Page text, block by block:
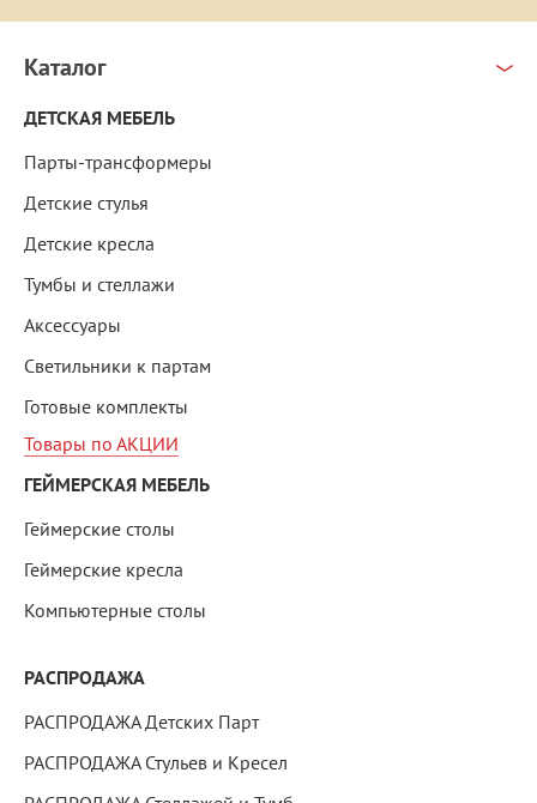
Каталог
ДЕТСКАЯ МЕБЕЛЬ
Парты-трансформеры
Детские стулья
Детские кресла
Тумбы и стеллажи
Аксессуары
Светильники к партам
Готовые комплекты
Товары по АКЦИИ
ГЕЙМЕРСКАЯ МЕБЕЛЬ
Геймерские столы
Геймерские кресла
Компьютерные столы
РАСПРОДАЖА
РАСПРОДАЖА Детских Парт
РАСПРОДАЖА Стульев и Кресел